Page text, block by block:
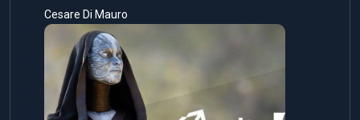
Cesare Di Mauro